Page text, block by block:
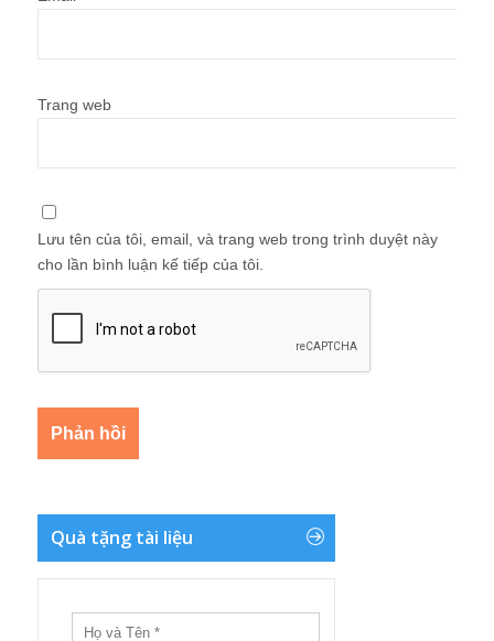
Trang web
Lưu tên của tôi, email, và trang web trong trình duyệt này
cho lần bình luận kế tiếp của tôi.
Quà tặng tài liệu